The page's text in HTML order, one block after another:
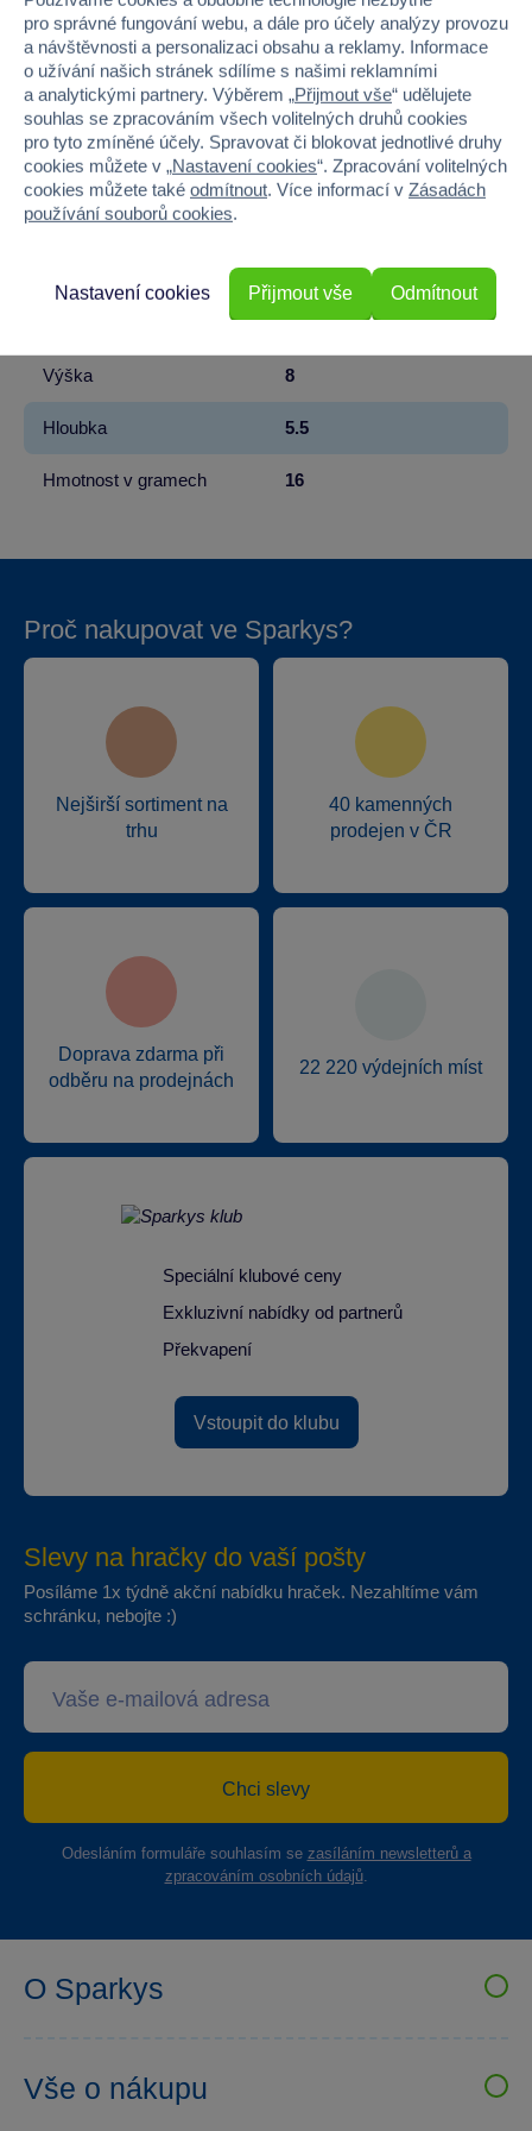
Značka Moravská Ústředna
Licence Zdeněk Miler
Řada Krteček
Věk od narození
Pohlaví
PLYŠ
7.5
Výška 8
Hloubka 5.5
Hmotnost v gramech 16
Proč nakupovat ve Sparkys?
Nejširší sortiment na
trhu
40 kamenných
prodejen v ČR
Doprava zdarma při
odběru na prodejnách
22 220 výdejních míst
Speciální klubové ceny
Exkluzivní nabídky od partnerů
Překvapení
Vstoupit do klubu
Slevy na hračky do vaší pošty
Posíláme 1x týdně akční nabídku hraček. Nezahltíme vám
schránku, nebojte :)
Chci slevy
Odesláním formuláře souhlasím se zasíláním newsletterů a
zpracováním osobních údajů.
O Sparkys
Sparkys klub
Vše o nákupu
pro správné fungování webu, a dále pro účely analýzy provozu
a návštěvnosti a personalizaci obsahu a reklamy. Informace
o užívání našich stránek sdílíme s našimi reklamními
a analytickými partnery. Výběrem „Přijmout vše“ udělujete
souhlas se zpracováním všech volitelných druhů cookies
pro tyto zmíněné účely. Spravovat či blokovat jednotlivé druhy
cookies můžete v „Nastavení cookies“. Zpracování volitelných
cookies můžete také odmítnout. Více informací v Zásadách
používání souborů cookies.
Odmítnout
Nastavení cookies Přijmout vše